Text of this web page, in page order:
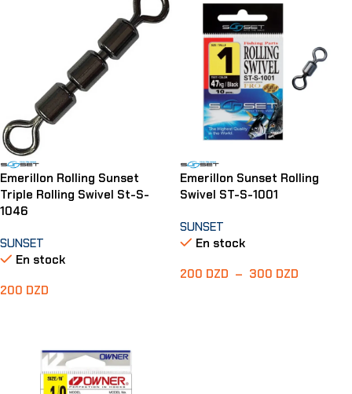
Emerillon Rolling Sunset
Triple Rolling Swivel St-S-
1046
SUNSET
En stock
200 DZD
Emerillon Sunset Rolling
Swivel ST-S-1001
SUNSET
En stock
200 DZD – 300 DZD